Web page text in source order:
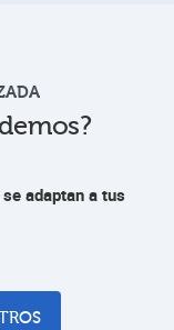
adaptan a tus